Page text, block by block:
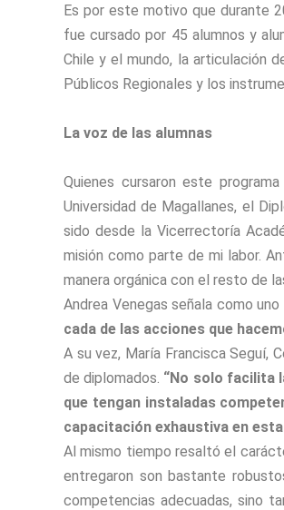
Es por este motivo que durante
fue cursado por 45 alumnos y
Chile y el mundo, la articulación
Públicos Regionales y los
La voz de las alumnas
Quienes cursaron este
Universidad de Magallanes, el
sido desde la Vicerrectoría
misión como parte de mi labor.
manera orgánica con el resto de
Andrea Venegas señala como
cada de las acciones que
A su vez, María Francisca Seguí,
de diplomados. “No solo facilita
que tengan instaladas
capacitación exhaustiva en
Al mismo tiempo resaltó el
entregaron son bastante
competencias adecuadas, sino